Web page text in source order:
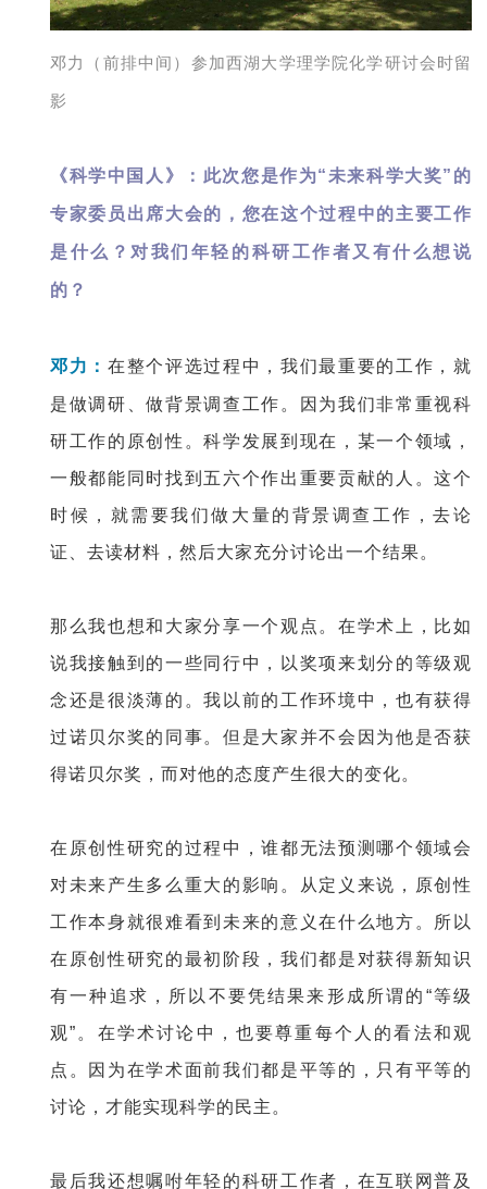
邓力（前排中间）参加西湖大学理学院化学研讨会时留
影
《科学中国人》：此次您是作为“未来科学大奖”的
专家委员出席大会的，您在这个过程中的主要工作
是什么？对我们年轻的科研工作者又有什么想说
的？
邓力： 在整个评选过程中，我们最重要的工作，就
是做调研、做背景调查工作。因为我们非常重视科
研工作的原创性。科学发展到现在，某一个领域，
一般都能同时找到五六个作出重要贡献的人。这个
时候，就需要我们做大量的背景调查工作，去论
证、去读材料，然后大家充分讨论出一个结果。
那么我也想和大家分享一个观点。在学术上，比如
说我接触到的一些同行中，以奖项来划分的等级观
念还是很淡薄的。我以前的工作环境中，也有获得
过诺贝尔奖的同事。但是大家并不会因为他是否获
得诺贝尔奖，而对他的态度产生很大的变化。
在原创性研究的过程中，谁都无法预测哪个领域会
对未来产生多么重大的影响。从定义来说，原创性
工作本身就很难看到未来的意义在什么地方。所以
在原创性研究的最初阶段，我们都是对获得新知识
有一种追求，所以不要凭结果来形成所谓的“等级
观”。在学术讨论中，也要尊重每个人的看法和观
点。因为在学术面前我们都是平等的，只有平等的
讨论，才能实现科学的民主。
最后我还想嘱咐年轻的科研工作者，在互联网普及